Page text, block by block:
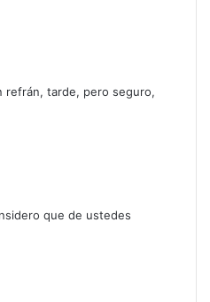
refrán, tarde, pero seguro,
que de ustedes